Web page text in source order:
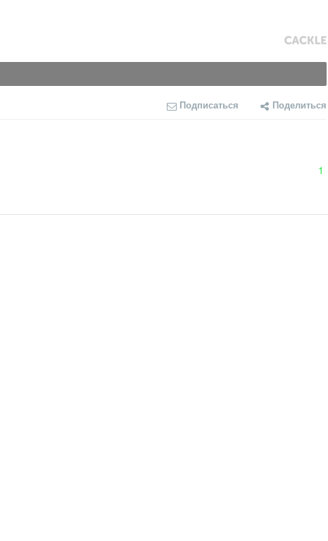
Подписаться Поделиться
1